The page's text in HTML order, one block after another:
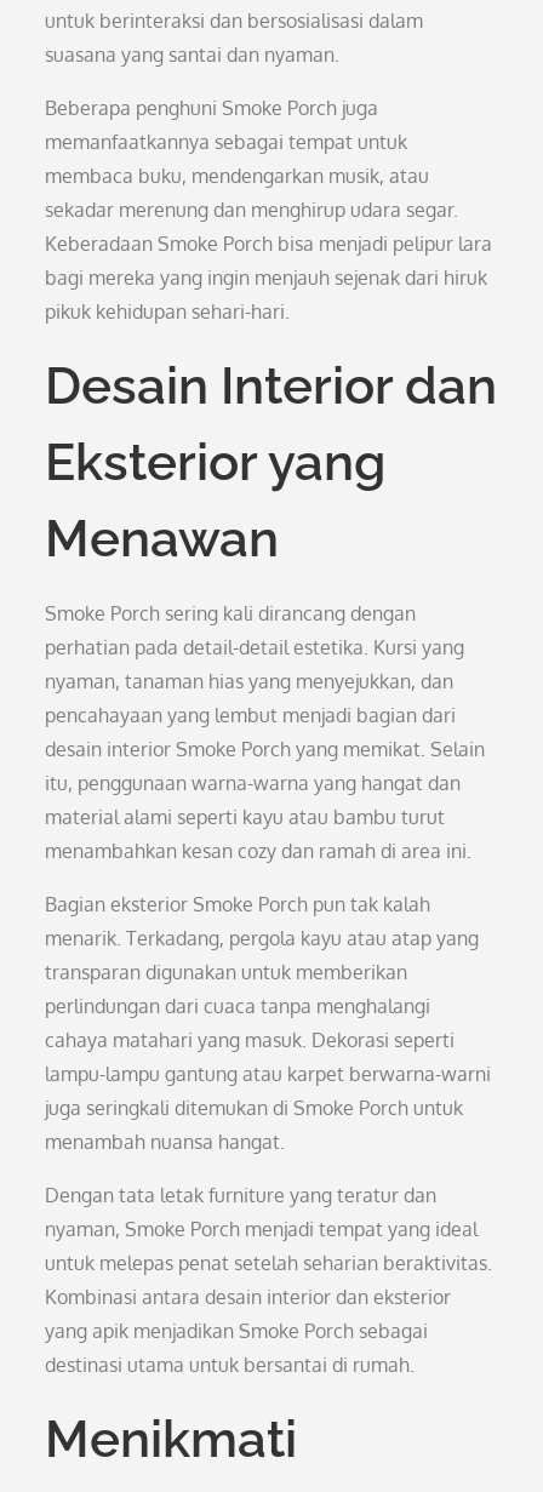
untuk berinteraksi dan bersosialisasi dalam
suasana yang santai dan nyaman.
Beberapa penghuni Smoke Porch juga
memanfaatkannya sebagai tempat untuk
membaca buku, mendengarkan musik, atau
sekadar merenung dan menghirup udara segar.
Keberadaan Smoke Porch bisa menjadi pelipur lara
bagi mereka yang ingin menjauh sejenak dari hiruk
pikuk kehidupan sehari-hari.
Desain Interior dan
Eksterior yang
Menawan
Smoke Porch sering kali dirancang dengan
perhatian pada detail-detail estetika. Kursi yang
nyaman, tanaman hias yang menyejukkan, dan
pencahayaan yang lembut menjadi bagian dari
desain interior Smoke Porch yang memikat. Selain
itu, penggunaan warna-warna yang hangat dan
material alami seperti kayu atau bambu turut
menambahkan kesan cozy dan ramah di area ini.
Bagian eksterior Smoke Porch pun tak kalah
menarik. Terkadang, pergola kayu atau atap yang
transparan digunakan untuk memberikan
perlindungan dari cuaca tanpa menghalangi
cahaya matahari yang masuk. Dekorasi seperti
lampu-lampu gantung atau karpet berwarna-warni
juga seringkali ditemukan di Smoke Porch untuk
menambah nuansa hangat.
Dengan tata letak furniture yang teratur dan
nyaman, Smoke Porch menjadi tempat yang ideal
untuk melepas penat setelah seharian beraktivitas.
Kombinasi antara desain interior dan eksterior
yang apik menjadikan Smoke Porch sebagai
destinasi utama untuk bersantai di rumah.
Menikmati